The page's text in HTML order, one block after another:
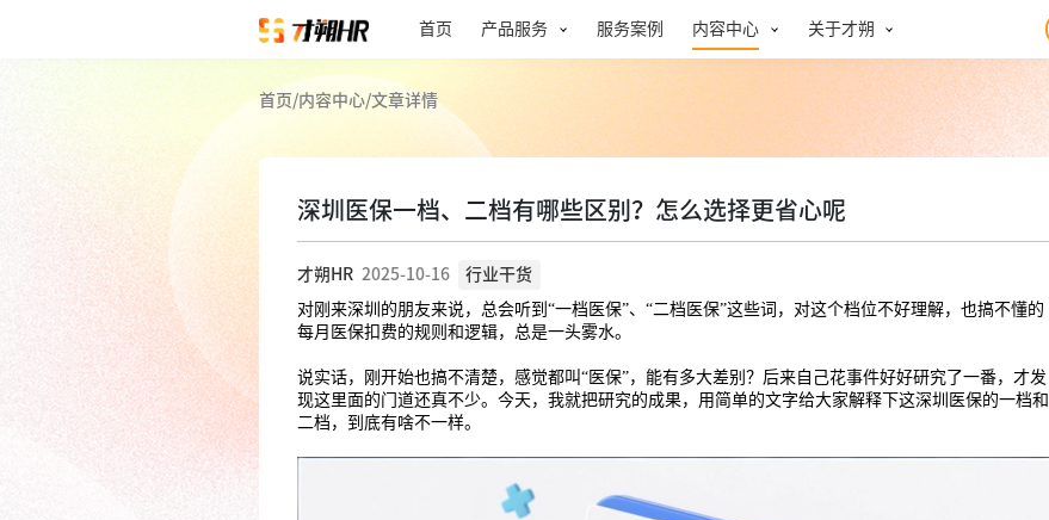
首页 产品服务 服务案例 内容中心 关于才朔
首页/内容中心/文章详情
深圳医保一档、二档有哪些区别？怎么选择更省心呢
才朔HR 2025-10-16 行业干货
对刚来深圳的朋友来说，总会听到“一档医保”、“二档医保”这些词，对这个档位不好理解，也搞不懂的
每月医保扣费的规则和逻辑，总是一头雾水。
说实话，刚开始也搞不清楚，感觉都叫“医保”，能有多大差别？后来自己花事件好好研究了一番，才发
现这里面的门道还真不少。今天，我就把研究的成果，用简单的文字给大家解释下这深圳医保的一档和
二档，到底有啥不一样。